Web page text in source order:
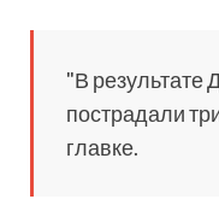
"В результате
пострадали
главке.